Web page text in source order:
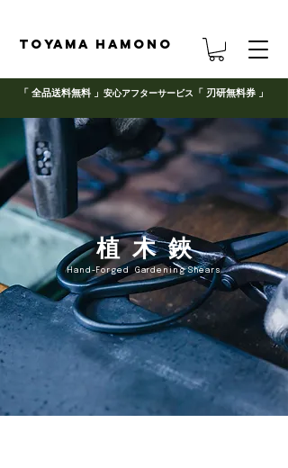
TOYAMA HAMONO
「 全品送料無料 」 安心アフターサービス 「 刃研無料券 」
植 木 鋏
Hand-Forged Garde ning Shears